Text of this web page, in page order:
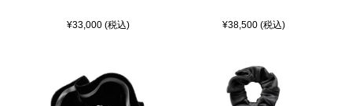
¥33,000 (税込) ¥38,500 (税込)